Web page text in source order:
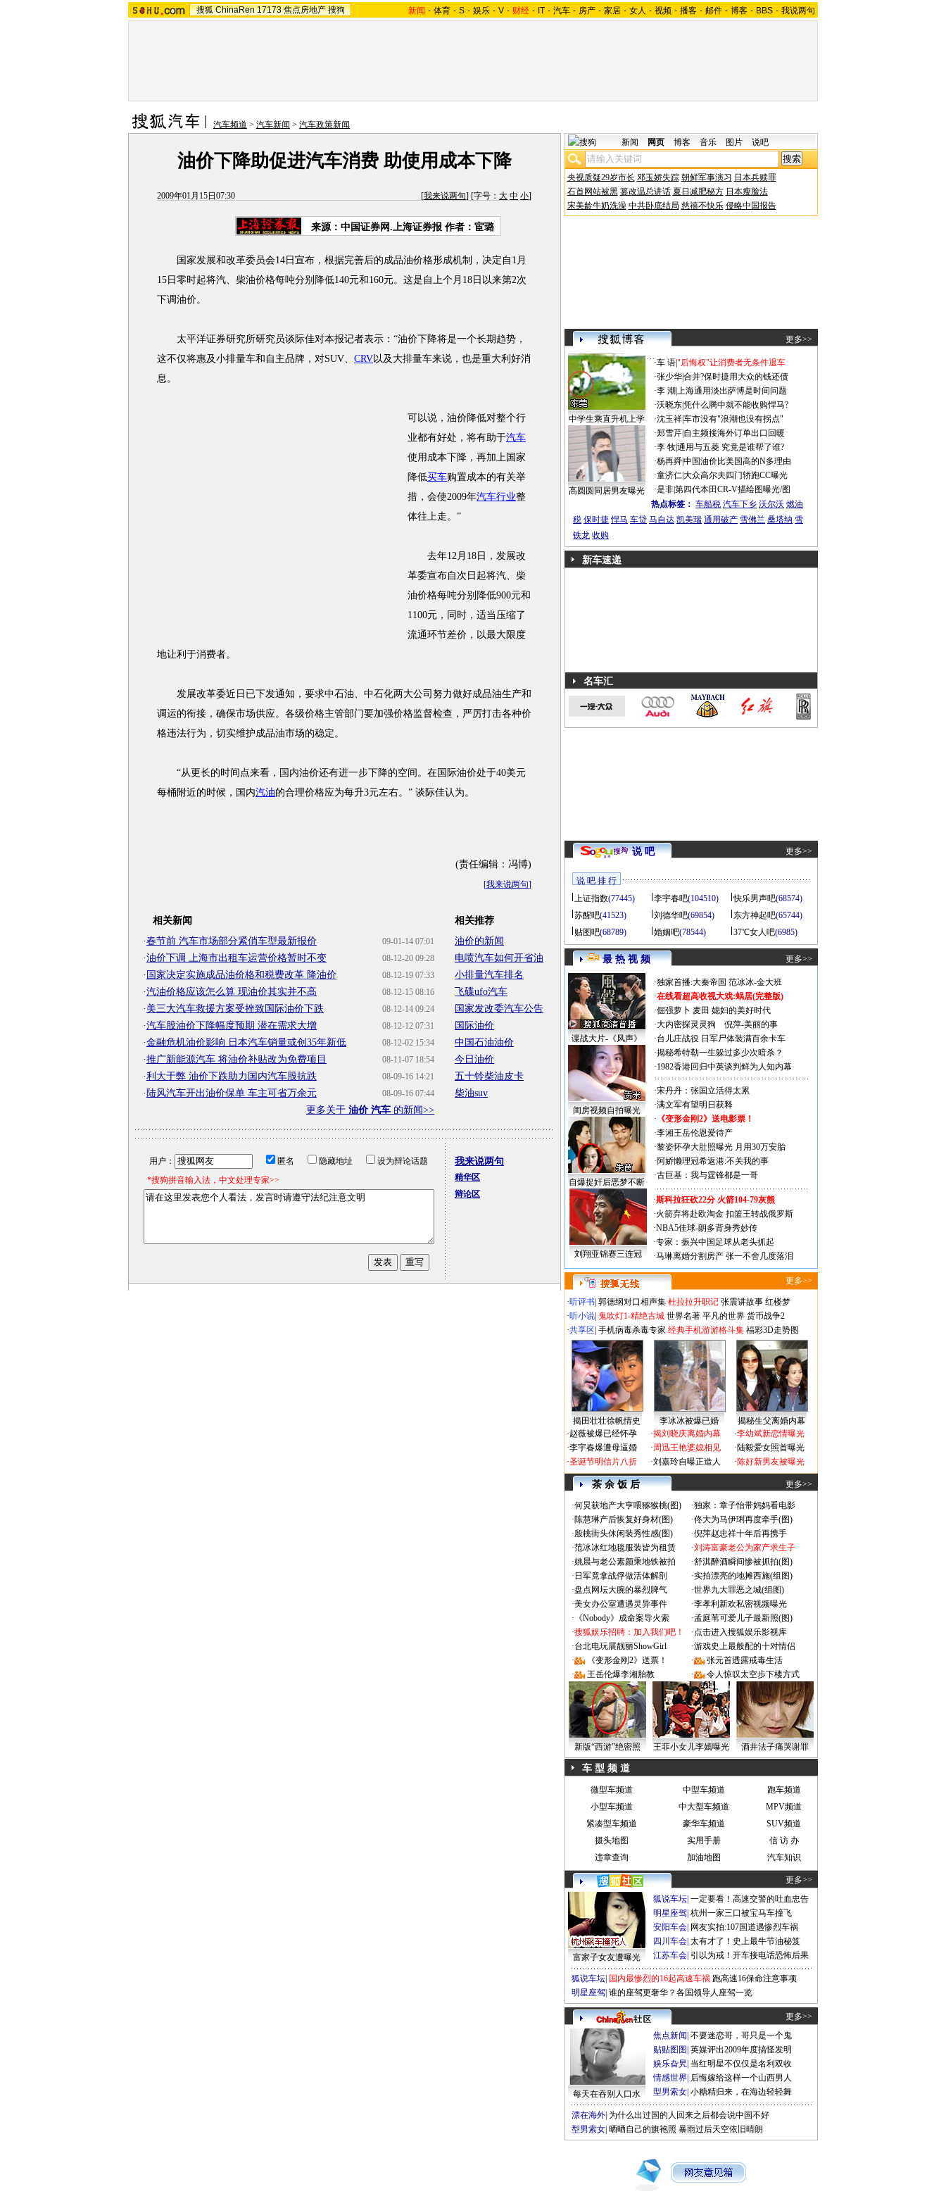
搜狐 ChinaRen 17173 焦点房地产 搜狗 新闻 - 体育 - S - 娱乐 - V - 财经 - IT - 汽车 - 房产 - 家居 - 女人 - 视频 - 播客 - 邮件 - 博客 - BBS - 我说两句
汽车频道 > 汽车新闻 > 汽车政策新闻
油价下降助促进汽车消费 助使用成本下降
2009年01月15日07:30 [我来说两句] [字号： 大 中 小]
来源：中国证券网.上海证券报 作者：宦璐
国家发展和改革委员会14日宣布，根据完善后的成品油价格形成机制，决定自1月
15日零时起将汽、柴油价格每吨分别降低140元和160元。这是自上个月18日以来第2次
下调油价。
太平洋证券研究所研究员谈际佳对本报记者表示：“油价下降将是一个长期趋势，
这不仅将惠及小排量车和自主品牌，对SUV、 CRV以及大排量车来说，也是重大利好消
息。
可以说，油价降低对整个行
业都有好处，将有助于汽车
使用成本下降，再加上国家
降低买车购置成本的有关举
措，会使2009年汽车行业整
体往上走。”
去年12月18日，发展改
革委宣布自次日起将汽、柴
油价格每吨分别降低900元和
1100元，同时，适当压缩了
流通环节差价，以最大限度
地让利于消费者。
发展改革委近日已下发通知，要求中石油、中石化两大公司努力做好成品油生产和
调运的衔接，确保市场供应。各级价格主管部门要加强价格监督检查，严厉打击各种价
格违法行为，切实维护成品油市场的稳定。
“从更长的时间点来看，国内油价还有进一步下降的空间。在国际油价处于40美元
每桶附近的时候，国内汽油的合理价格应为每升3元左右。” 谈际佳认为。
(责任编辑：冯博)
[我来说两句]
相关新闻
09-01-14 07:01
·春节前 汽车市场部分紧俏车型最新报价
08-12-20 09:28
·油价下调 上海市出租车运营价格暂时不变
08-12-19 07:33
· 国家决定实施成品油价格和税费改革 降油价
08-12-15 08:16
·汽油价格应该怎么算 现油价其实并不高
08-12-14 09:24
· 美三大汽车救援方案受挫致国际油价下跌
08-12-12 07:31
·汽车股油价下降幅度预期 潜在需求大增
08-12-02 15:34
·金融危机油价影响 日本汽车销量或创35年新低
08-11-07 18:54
·推广新能源汽车 将油价补贴改为免费项目
08-09-16 14:21
·利大于弊 油价下跌助力国内汽车股抗跌
08-09-16 07:44
· 陆风汽车开出油价保单 车主可省万余元
更多关于 油价 汽车 的新闻>>
相关推荐
油价的新闻
电喷汽车如何开省油
小排量汽车排名
飞碟ufo汽车
国家发改委汽车公告
国际油价
中国石油油价
今日油价
五十铃柴油皮卡
柴油suv
用户： 匿名 隐藏地址
设为辩论话题
*搜狗拼音输入法，中文处理专家>>
我来说两句
精华区
辩论区
新闻 网页 博客 音乐 图片 说吧
央视质疑29岁市长 邓玉娇失踪 朝鲜军事演习 日本兵赎罪
石首网站被黑 篡改温总讲话 夏日减肥秘方 日本瘦脸法
宋美龄牛奶洗澡 中共卧底结局 慈禧不快乐 侵略中国报告
更多>>
中学生乘直升机上学
高圆圆同居男友曝光
·车 语|"后悔权"让消费者无条件退车
·张少华|合并?保时捷用大众的钱还债
·李 潮 上海通用淡出萨博是时间问题
·沃晓东|凭什么腾中就不能收购悍马?
·沈玉祥|车市没有"浪潮也没有拐点"
·郑雪芹| 自主频接海外订单出口回暖
·李 牧|通用与五菱 究竟是谁帮了谁?
·杨再舜|中国油价比美国高的N多理由
·童济仁|大众高尔夫四门轿跑CC曝光
·是非|第四代本田CR-V描绘图曝光/图
热点标签： 车船税 汽车下乡 沃尔沃 燃油
税 保时捷 悍马 车贷 马自达 凯美瑞 通用破产 雪佛兰 桑塔纳 雪
铁龙 收购
新车速递
名车汇
说 吧 更多>>
说 吧 排 行
上证指数(77445) 李宇春吧(104510) 快乐男声吧(68574)
苏醒吧(41523) 刘德华吧(69854) 东方神起吧(65744)
贴图吧(68789) 婚姻吧(78544) 37℃女人吧(6985)
最 热 视 频 更多>>
谍战大片-《风声》
闺房视频自拍曝光
自爆捉奸后恶梦不断
·独家首播:大秦帝国 范冰冰-金大班
·在线看超高收视大戏:蜗居(完整版)
·倔强萝卜 麦田 媳妇的美好时代
·大内密探灵灵狗
倪萍-美丽的事
·台儿庄战役 日军尸体装满百余卡车
·揭秘希特勒一生躲过多少次暗杀？
·1982香港回归中英谈判鲜为人知内幕
·宋丹丹：张国立活得太累
·满文军有望明日获释
· 《变形金刚2》送电影票！
·李湘王岳伦恩爱待产
·黎姿怀孕大肚照曝光 月用30万安胎
·阿娇懒理冠希返港:不关我的事
·古巨基：我与霆锋都是一哥
刘翔亚锦赛三连冠
·斯科拉狂砍22分 火箭104-79灰熊
·火箭弃将赴欧淘金 扣篮王转战俄罗斯
·NBA5佳球-朗多背身秀妙传
·专家：振兴中国足球从老头抓起
·马琳离婚分割房产 张一不舍几度落泪
更多>>
·听评书 郭德纲对口相声集 杜拉拉升职记 张震讲故事 红楼梦
·听小说 鬼吹灯1-精绝古城 世界名著 平凡的世界 货币战争2
·共享区 手机病毒杀毒专家 经典手机游游格斗集 福彩3D走势图
揭田壮壮徐帆情史 李冰冰被爆已婚
揭秘生父离婚内幕
·赵薇被爆已经怀孕
·李宇春爆遭母逼婚
·圣诞节明信片八折
·揭刘晓庆离婚内幕
·周迅王艳婆媳相见
·刘嘉玲自曝正造人
·李幼斌新恋情曝光
·陆毅爱女照首曝光
·陈好新男友被曝光
茶 余 饭 后 更多>>
·何炅获地产大亨喂猕猴桃(图) ·独家：章子怡带妈妈看电影
·陈慧琳产后恢复好身材(图) ·佟大为马伊琍再度牵手(图)
·殷桃街头休闲装秀性感(图) ·倪萍赵忠祥十年后再携手
·范冰冰红地毯服装皆为租赁 ·刘涛富豪老公为家产求生子
·姚晨与老公素颜乘地铁被拍 ·舒淇醉酒瞬间惨被抓拍(图)
· 日军竟拿战俘做活体解剖 ·实拍漂亮的地摊西施(组图)
·盘点网坛大腕的暴烈脾气 ·世界九大罪恶之城(组图)
·美女办公室遭遇灵异事件 ·李孝利新欢私密视频曝光
· 《Nobody》成命案导火索 ·孟庭苇可爱儿子最新照(图)
·搜狐娱乐招聘：加入我们吧！ ·点击进入搜狐娱乐影视库
·台北电玩展靓丽ShowGirl ·游戏史上最般配的十对情侣
·
《变形金刚2》送票！ ·
张元首透露戒毒生活
·
王岳伦爆李湘胎教 · 令人惊叹太空步下楼方式
新版“西游”绝密照 王菲小女儿李嫣曝光 酒井法子痛哭谢罪
车 型 频 道
微型车频道 中型车频道
跑车频道
小型车频道
中大型车频道
MPV频道
紧凑型车频道
豪华车频道
SUV频道
摄头地图
实用手册
信 访 办
违章查询
加油地图 汽车知识
更多>>
富家子女友遭曝光
狐说车坛 一定要看！高速交警的吐血忠告
明星座驾 杭州一家三口被宝马车撞飞
安阳车会 网友实拍:107国道遇惨烈车祸
四川车会 太有才了！史上最牛节油秘笈
江苏车会 引以为戒！开车接电话恐怖后果
狐说车坛 国内最惨烈的16起高速车祸 跑高速16保命注意事项
明星座驾 谁的座驾更奢华？各国领导人座驾一览
更多>>
每天在吞别人口水
焦点新闻 不要迷恋哥，哥只是一个鬼
贴贴图图 英媒评出2009年度搞怪发明
娱乐旮旯 当红明星不仅仅是名利双收
情感世界 后悔嫁给这样一个山西男人
型男索女 小糖精归来，在海边轻轻舞
漂在海外 为什么出过国的人回来之后都会说中国不好
型男索女 晒晒自己的旗袍照 暴雨过后天空依旧晴朗